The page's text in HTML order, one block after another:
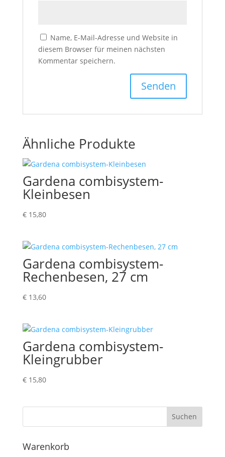
Name, E-Mail-Adresse und Website in
diesem Browser für meinen nächsten
Kommentar speichern.
Ähnliche Produkte
Gardena combisystem-
Kleinbesen
€15,80
Gardena combisystem-
Rechenbesen, 27 cm
€13,60
Gardena combisystem-
Kleingrubber
€15,80
Suchen
Warenkorb